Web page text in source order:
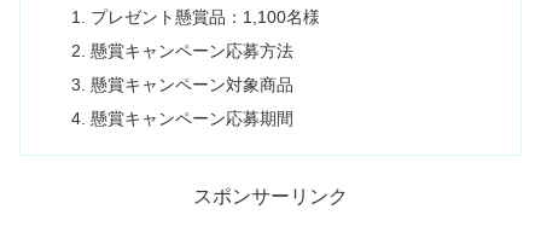
プレゼント懸賞品：1,100名様
懸賞キャンペーン応募方法
懸賞キャンペーン対象商品
懸賞キャンペーン応募期間
スポンサーリンク